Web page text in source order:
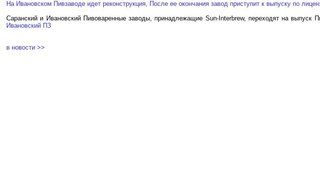
На Ивановском Пивзаводе идет реконструкция, После ее окончания завод приступит к выпуску по
Саранский и Ивановский Пивоваренные заводы, принадлежащие Sun-Interbrew, переходят на выпуск
Ивановский ПЗ
в новости >>